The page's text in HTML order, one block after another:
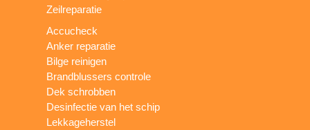
Zeilreparatie
Accucheck
Anker reparatie
Bilge reinigen
Brandblussers controle
Dek schrobben
Desinfectie van het schip
Lekkageherstel